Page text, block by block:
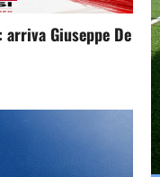
Giuseppe De